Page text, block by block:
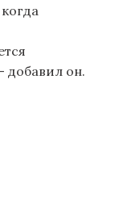
добавил он.